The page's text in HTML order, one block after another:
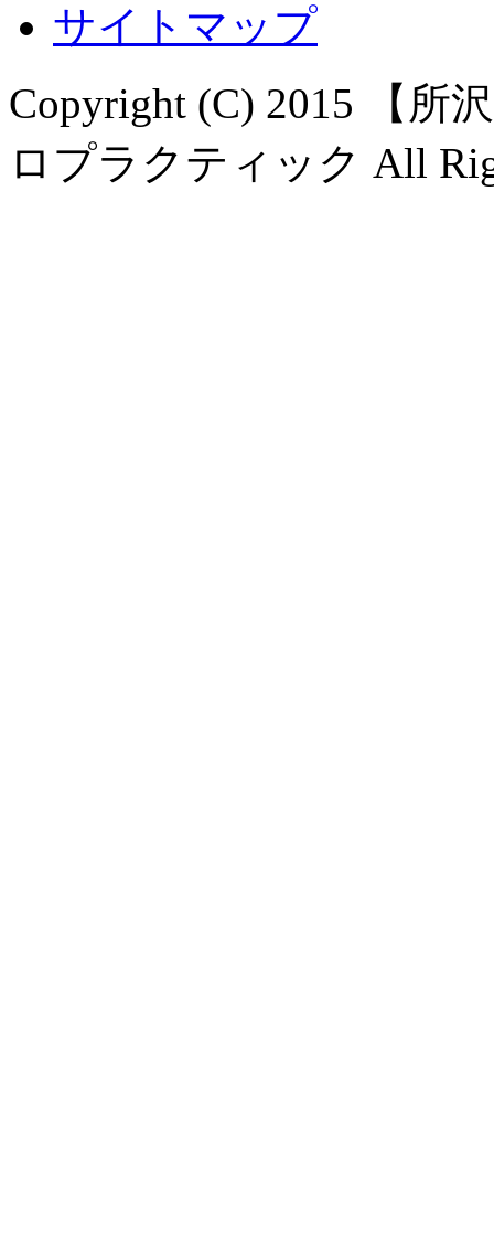
サイトマップ
Copyright (C) 2015 【所
ロプラクティック All